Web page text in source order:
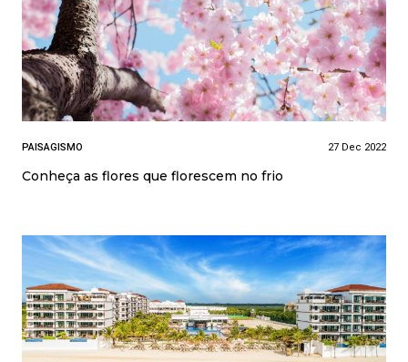
PAISAGISMO 27 Dec 2022
Conheça as flores que florescem no frio